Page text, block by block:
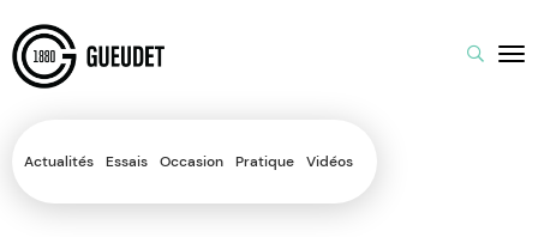
Actualités Essais Occasion Pratique Vidéos